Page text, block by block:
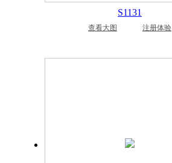
S1131
查看大图 注册体验